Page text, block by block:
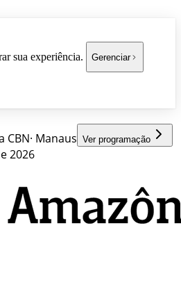
sua experiência. Gerenciar
CBN· Manaus Ver programação
2026